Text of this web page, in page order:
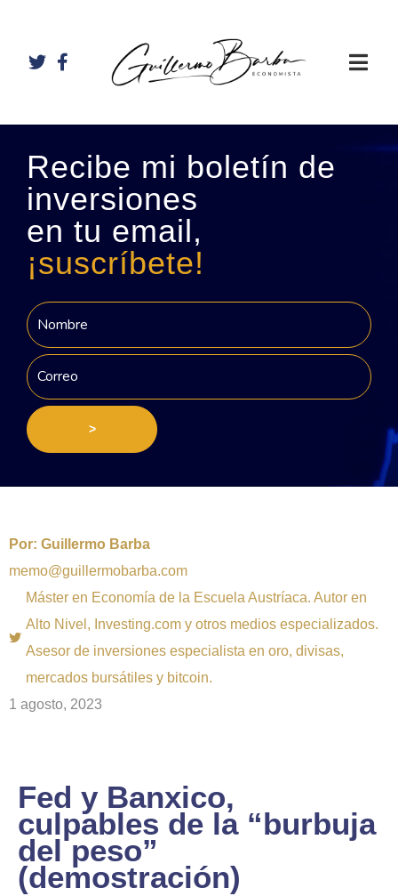
Recibe mi boletín de
inversiones
en tu email,
¡suscríbete!
>
Por: Guillermo Barba
memo@guillermobarba.com
Máster en Economía de la Escuela Austríaca. Autor en
Alto Nivel, Investing.com y otros medios especializados.
Asesor de inversiones especialista en oro, divisas,
mercados bursátiles y bitcoin.
1 agosto, 2023
Fed y Banxico,
culpables de la “burbuja
del peso”
(demostración)